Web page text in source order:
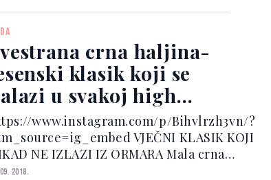
je jučer predstavio svoju kolekciju
rodnom...crna haljina-
klasik koji se
u svakoj high
kolekciji
www.instagram.com/p/Bihvlrzh3vn/?
VJEČNI KLASIK KOJI
NE IZLAZI IZ ORMARA Mala crna
kroz desetljeća je zadržala status
2018.